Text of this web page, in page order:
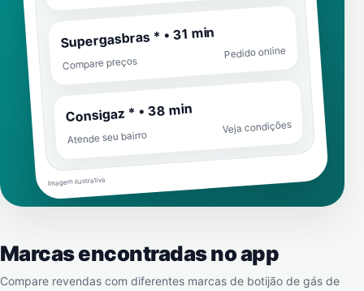
Supergasbras * • 31 min
Compare preços
Pedido online
Consigaz * • 38 min
Atende seu bairro
Veja condições
Imagem ilustrativa
Marcas encontradas no app
Compare revendas com diferentes marcas de botijão de gás de